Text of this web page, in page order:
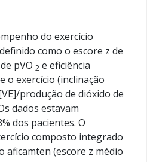
do exercício
como o escore z de
pVO 2 e eficiência
o exercício (inclinação
produção de dióxido de
dados estavam
dos pacientes. O
composto integrado
(escore z médio